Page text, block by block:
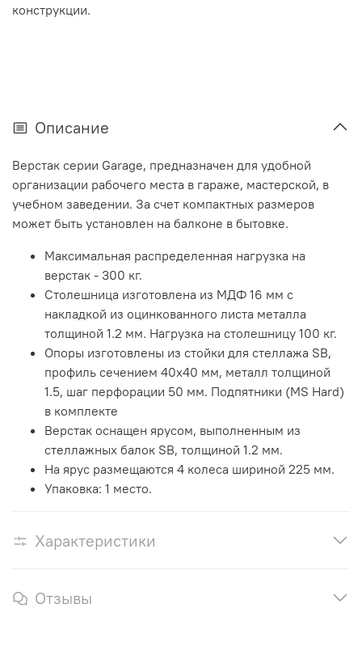
конструкции.
Описание
Верстак серии Garage, предназначен для удобной
организации рабочего места в гараже, мастерской, в
учебном заведении. За счет компактных размеров
может быть установлен на балконе в бытовке.
Максимальная распределенная нагрузка на
верстак - 300 кг.
Столешница изготовлена из МДФ 16 мм с
накладкой из оцинкованного листа металла
толщиной 1.2 мм. Нагрузка на столешницу 100 кг.
Опоры изготовлены из стойки для стеллажа SB,
профиль сечением 40х40 мм, металл толщиной
1.5, шаг перфорации 50 мм. Подпятники (MS Hard)
в комплекте
Верстак оснащен ярусом, выполненным из
стеллажных балок SB, толщиной 1.2 мм.
На ярус размещаются 4 колеса шириной 225 мм.
Упаковка: 1 место.
Характеристики
Отзывы